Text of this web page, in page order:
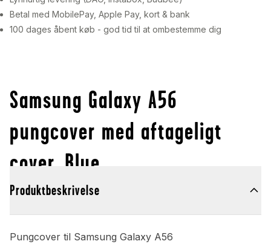
Betal med MobilePay, Apple Pay, kort & bank
100 dages åbent køb - god tid til at ombestemme dig
Samsung Galaxy A56
pungcover med aftageligt
cover, Blue
Produktbeskrivelse
Pungcover til Samsung Galaxy A56